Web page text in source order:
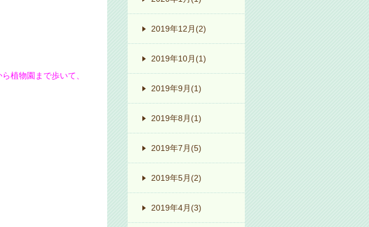
植物園まで歩いて、
2019年12月(2)
2019年10月(1)
2019年9月(1)
2019年8月(1)
2019年7月(5)
2019年5月(2)
2019年4月(3)